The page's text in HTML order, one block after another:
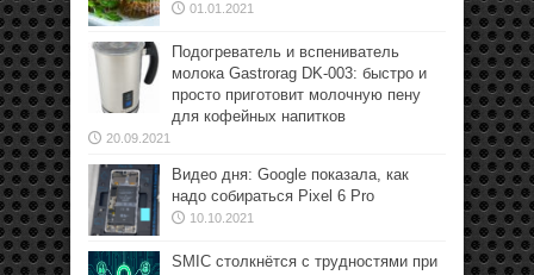
01.01.2021
Подогреватель и вспениватель
молока Gastrorag DK-003: быстро и
просто приготовит молочную пену
для кофейных напитков
20.09.2021
Видео дня: Google показала, как
надо собираться Pixel 6 Pro
10.10.2021
SMIC столкнётся с трудностями при